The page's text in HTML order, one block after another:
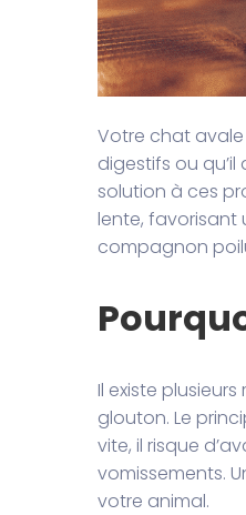
Votre chat avale
digestifs ou
solution à ces
lente, favorisant
compagnon
Il existe
glouton. Le
vite, il risque
vomissements.
votre animal.